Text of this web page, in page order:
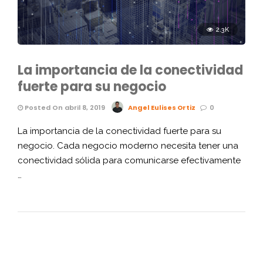
2.3K
La importancia de la conectividad
fuerte para su negocio
Posted On abril 8, 2019 Angel Eulises Ortiz 0
La importancia de la conectividad fuerte para su
negocio. Cada negocio moderno necesita tener una
conectividad sólida para comunicarse efectivamente
…